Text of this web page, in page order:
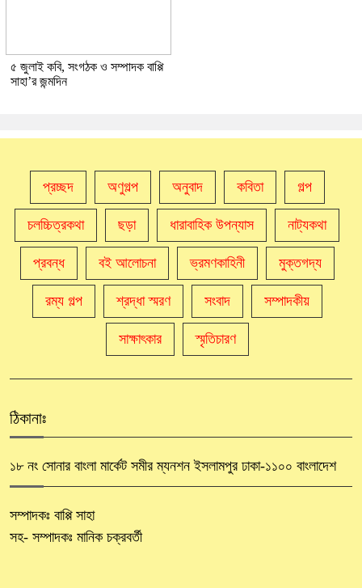
৫ জুলাই কবি, সংগঠক ও সম্পাদক বাপ্পি
সাহা’র জন্মদিন
প্রচ্ছদ অণুগল্প অনুবাদ কবিতা গল্প
চলচ্চিত্রকথা ছড়া ধারাবাহিক উপন্যাস নাট্যকথা
প্রবন্ধ বই আলোচনা ভ্রমণকাহিনী মুক্তগদ্য
রম্য গল্প শ্রদ্ধা স্মরণ সংবাদ সম্পাদকীয়
সাক্ষাৎকার স্মৃতিচারণ
ঠিকানাঃ
১৮ নং সোনার বাংলা মার্কেট সমীর ম্যনশন ইসলামপুর ঢাকা-১১০০ বাংলাদেশ
সম্পাদকঃ বাপ্পি সাহা
সহ- সম্পাদকঃ মানিক চক্রবর্তী